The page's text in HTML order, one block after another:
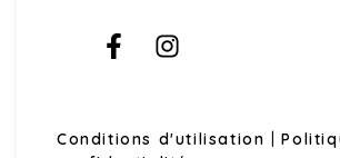
Conditions d'utilisation |